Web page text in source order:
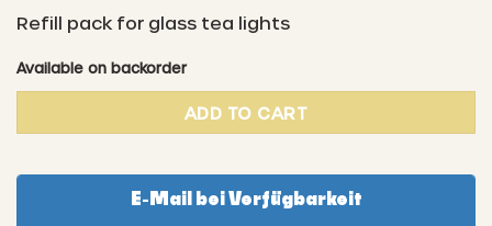
Refill pack for glass tea lights
Available on backorder
ADD TO CART
E-Mail bei Verfügbarkeit